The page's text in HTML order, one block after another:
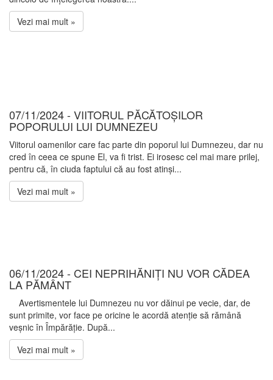
Vezi mai mult »
07/11/2024 - VIITORUL PĂCĂTOȘILOR
POPORULUI LUI DUMNEZEU
Viitorul oamenilor care fac parte din poporul lui Dumnezeu, dar nu
cred în ceea ce spune El, va fi trist. Ei irosesc cel mai mare prilej,
pentru că, în ciuda faptului că au fost atinși...
Vezi mai mult »
06/11/2024 - CEI NEPRIHĂNIȚI NU VOR CĂDEA
LA PĂMÂNT
Avertismentele lui Dumnezeu nu vor dăinui pe vecie, dar, de
sunt primite, vor face pe oricine le acordă atenție să rămână
veșnic în Împărăție. După...
Vezi mai mult »